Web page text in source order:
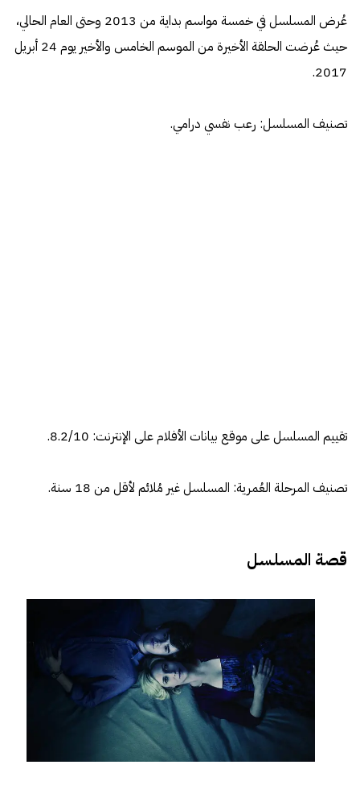
عُرض المسلسل في خمسة مواسم بداية من 2013 وحتى العام الحالي،
حيث عُرضت الحلقة الأخيرة من الموسم الخامس والأخير يوم 24 أبريل
2017.
تصنيف المسلسل: رعب نفسي درامي.
تقييم المسلسل على موقع بيانات الأفلام على الإنترنت: 8.2/10.
تصنيف المرحلة العُمرية: المسلسل غير مُلائم لأقل من 18 سنة.
قصة المسلسل